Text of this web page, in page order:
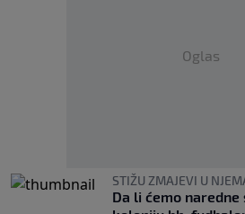
Oglas
STIŽU ZMAJEVI U
Da li ćemo